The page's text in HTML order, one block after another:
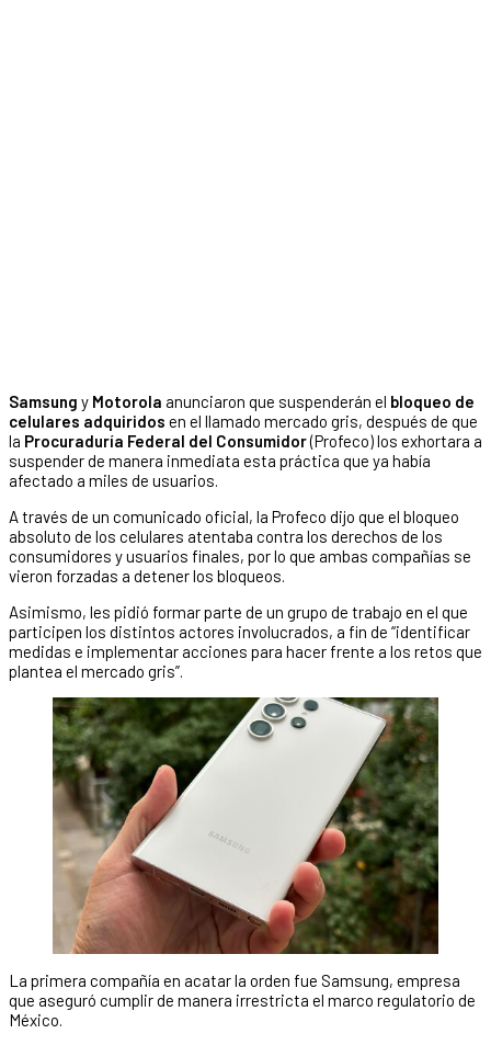
Samsung y Motorola anunciaron que suspenderán el bloqueo de
celulares adquiridos en el llamado mercado gris, después de que
la Procuraduría Federal del Consumidor(Profeco) los exhortara a
suspender de manera inmediata esta práctica que ya había
afectado a miles de usuarios.
A través de un comunicado oficial, la Profeco dijo que el bloqueo
absoluto de los celulares atentaba contra los derechos de los
consumidores y usuarios finales, por lo que ambas compañías se
vieron forzadas a detener los bloqueos.
Asimismo, les pidió formar parte de un grupo de trabajo en el que
participen los distintos actores involucrados, a fin de “identificar
medidas e implementar acciones para hacer frente a los retos que
plantea el mercado gris”.
La primera compañía en acatar la orden fue Samsung, empresa
que aseguró cumplir de manera irrestricta el marco regulatorio de
México.